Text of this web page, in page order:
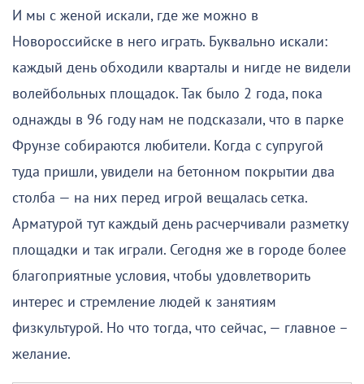
И мы с женой искали, где же можно в
Новороссийске в него играть. Буквально искали:
каждый день обходили кварталы и нигде не видели
волейбольных площадок. Так было 2 года, пока
однажды в 96 году нам не подсказали, что в парке
Фрунзе собираются любители. Когда с супругой
туда пришли, увидели на бетонном покрытии два
столба — на них перед игрой вещалась сетка.
Арматурой тут каждый день расчерчивали разметку
площадки и так играли. Сегодня же в городе более
благоприятные условия, чтобы удовлетворить
интерес и стремление людей к занятиям
физкультурой. Но что тогда, что сейчас, — главное –
желание.